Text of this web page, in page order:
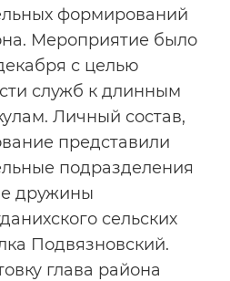
формирований
Мероприятие было
с целью
служб к длинным
Личный состав,
представили
подразделения
дружины
сельских
Подвязновский.
глава района